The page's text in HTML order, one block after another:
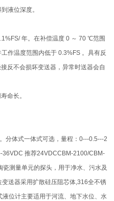
液位深度。
年。在补偿温度 0 ～ 70 ℃范围
作温度范围内低于 0.3%FS 。具有反
反不会损坏变送器，异常时送器会自
命长。
分体式一体式可选，量程：0---0.5---2
36VDC 推荐24VDCCBM-2100/CBM-
测量单元的探头，用于净水、污水及
送器采用扩散硅压阻芯体,316全不锈
位计主要适用于河流、地下水位、水